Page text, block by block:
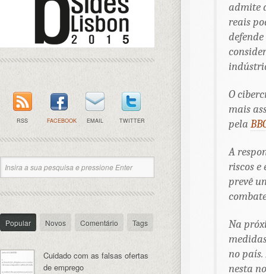
admite
reais
O
mais
pela
A
riscos
prevê
Na
no
nesta
RSS FACEBOOK EMAIL TWITTER
Popular Novos Comentário Tags
Cuidado com as falsas ofertas
de emprego